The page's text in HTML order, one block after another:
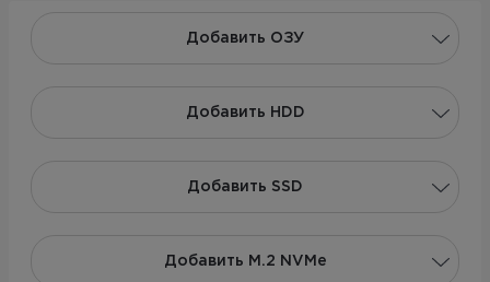
Добавить ОЗУ
Добавить НDD
Добавить SSD
Добавить M.2 NVMe